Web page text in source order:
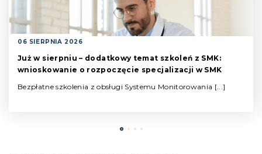
06 SIERPNIA 2026
Już w sierpniu – dodatkowy temat szkoleń z SMK:
wnioskowanie o rozpoczęcie specjalizacji w SMK
Bezpłatne szkolenia z obsługi Systemu Monitorowania [...]